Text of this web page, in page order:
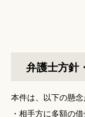
弁護士方針
本件は、以下の懸念
・相手方に多額の